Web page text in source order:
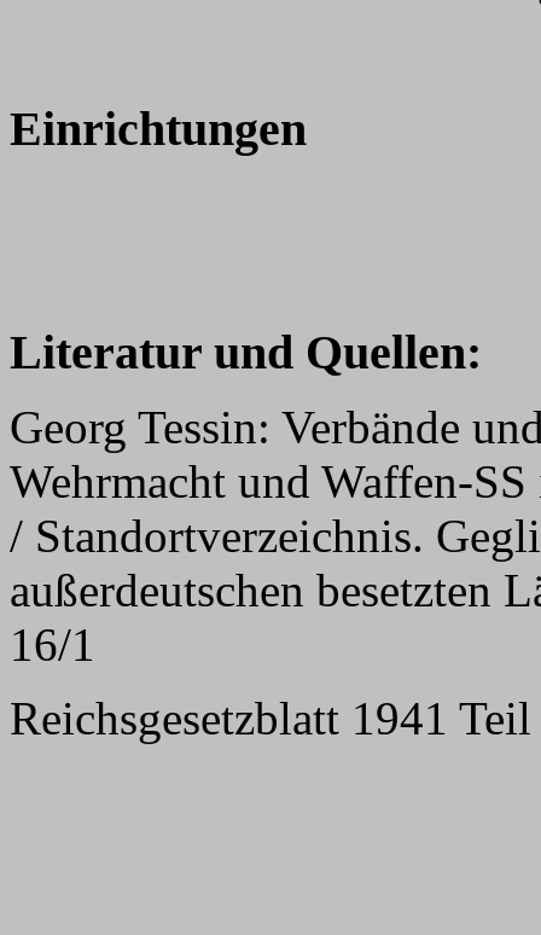
Einrichtungen
Literatur und Quellen:
Georg Tessin: Verbände
Wehrmacht und Waffen-
/ Standortverzeichnis.
außerdeutschen besetzten
16/1
Reichsgesetzblatt 1941